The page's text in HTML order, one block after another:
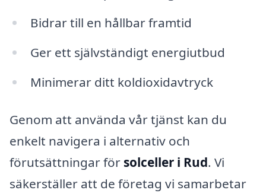
Bidrar till en hållbar framtid
Ger ett självständigt energiutbud
Minimerar ditt koldioxidavtryck
Genom att använda vår tjänst kan du
enkelt navigera i alternativ och
förutsättningar för solceller i Rud. Vi
säkerställer att de företag vi samarbetar